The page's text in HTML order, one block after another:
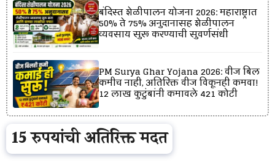
बंदिस्त शेळीपालन योजना 2026: महाराष्ट्रात
50% ते 75% अनुदानासह शेळीपालन
व्यवसाय सुरू करण्याची सुवर्णसंधी
PM Surya Ghar Yojana 2026: वीज बिल
कमीच नाही, अतिरिक्त वीज विकूनही कमवा!
12 लाख कुटुंबांनी कमावले ₹421 कोटी
15 रुपयांची अतिरिक्त मदत